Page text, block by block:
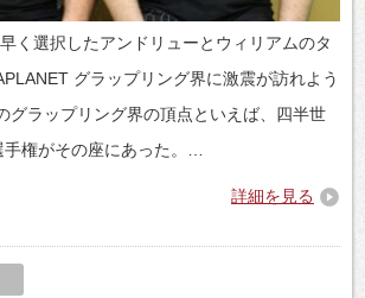
く選択したアンドリューとウィリアムのタ
グラップリング界に激震が訪れよう
グラップリング界の頂点といえば、四半世
権がその座にあった。…
詳細を見る